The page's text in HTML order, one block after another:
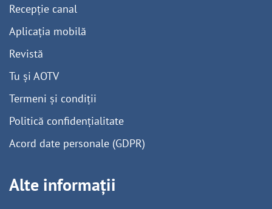
Recepție canal
Aplicația mobilă
Revistă
Tu și AOTV
Termeni și condiții
Politică confidențialitate
Acord date personale (GDPR)
Alte informații